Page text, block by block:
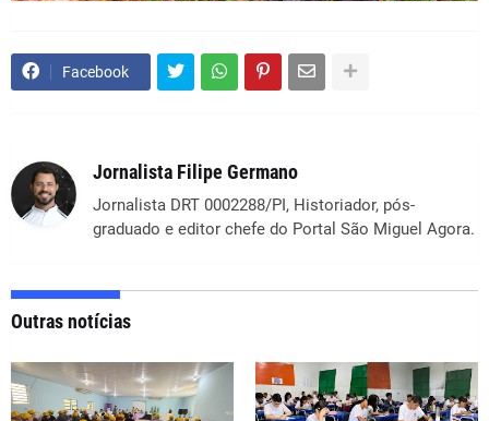
Facebook
Jornalista Filipe Germano
Jornalista DRT 0002288/PI, Historiador, pós-
graduado e editor chefe do Portal São Miguel Agora.
Outras notícias